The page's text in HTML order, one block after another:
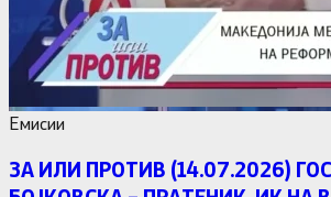
Емисии
ЗА ИЛИ ПРОТИВ (14.07.2026)